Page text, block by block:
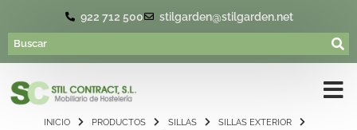
922 712 500 stilgarden@stilgarden.net
INICIO PRODUCTOS SILLAS
SILLAS EXTERIOR